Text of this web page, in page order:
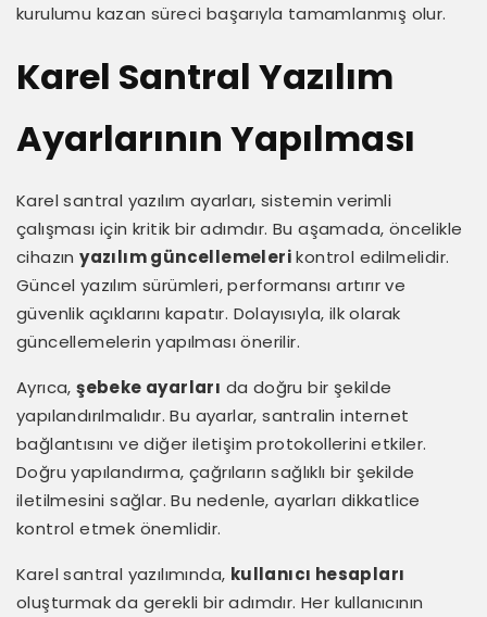
kurulumu kazan süreci başarıyla tamamlanmış olur.
Karel Santral Yazılım
Ayarlarının Yapılması
Karel santral yazılım ayarları, sistemin verimli
çalışması için kritik bir adımdır. Bu aşamada, öncelikle
cihazınyazılım güncellemelerikontrol edilmelidir.
Güncel yazılım sürümleri, performansı artırır ve
güvenlik açıklarını kapatır. Dolayısıyla, ilk olarak
güncellemelerin yapılması önerilir.
Ayrıca,şebeke ayarları da doğru bir şekilde
yapılandırılmalıdır. Bu ayarlar, santralin internet
bağlantısını ve diğer iletişim protokollerini etkiler.
Doğru yapılandırma, çağrıların sağlıklı bir şekilde
iletilmesini sağlar. Bu nedenle, ayarları dikkatlice
kontrol etmek önemlidir.
Karel santral yazılımında, kullanıcı hesapları
oluşturmak da gerekli bir adımdır. Her kullanıcının